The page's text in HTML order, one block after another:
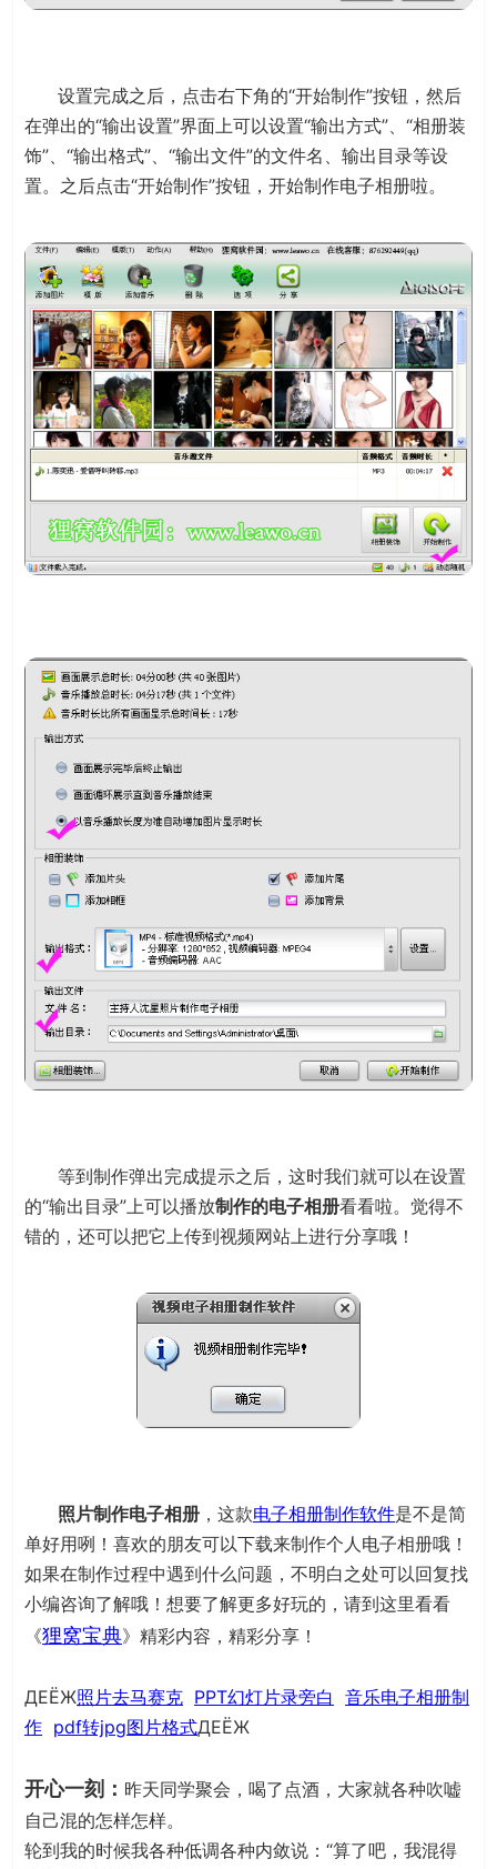
设置完成之后，点击右下角的“开始制作”按钮，然后
在弹出的“输出设置”界面上可以设置“输出方式”、“相册装
饰”、“输出格式”、“输出文件”的文件名、输出目录等设
置。之后点击“开始制作”按钮，开始制作电子相册啦。
等到制作弹出完成提示之后，这时我们就可以在设置
的“输出目录”上可以播放制作的电子相册看看啦。觉得不
错的，还可以把它上传到视频网站上进行分享哦！
照片制作电子相册 ，这款电子相册制作软件是不是简
单好用咧！喜欢的朋友可以下载来制作个人电子相册哦！
如果在制作过程中遇到什么问题，不明白之处可以回复找
小编咨询了解哦！想要了解更多好玩的，请到这里看看
《狸窝宝典》精彩内容，精彩分享！
ДЕЁЖ照片去马赛克 PPT幻灯片录旁白 音乐电子相册制
作 pdf转jpg图片格式ДЕЁЖ
开心一刻： 昨天同学聚会，喝了点酒，大家就各种吹嘘
自己混的怎样怎样。
轮到我的时候我各种低调各种内敛说：“算了吧，我混得